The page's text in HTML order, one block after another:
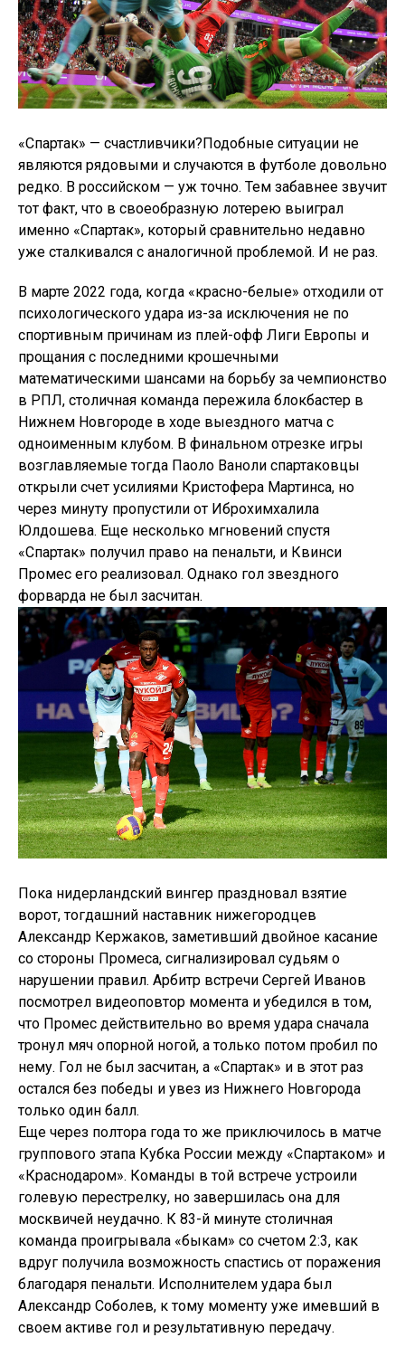
«Спартак» — счастливчики?Подобные ситуации не
являются рядовыми и случаются в футболе довольно
редко. В российском — уж точно. Тем забавнее звучит
тот факт, что в своеобразную лотерею выиграл
именно «Спартак», который сравнительно недавно
уже сталкивался с аналогичной проблемой. И не раз.
В марте 2022 года, когда «красно-белые» отходили от
психологического удара из-за исключения не по
спортивным причинам из плей-офф Лиги Европы и
прощания с последними крошечными
математическими шансами на борьбу за чемпионство
в РПЛ, столичная команда пережила блокбастер в
Нижнем Новгороде в ходе выездного матча с
одноименным клубом. В финальном отрезке игры
возглавляемые тогда Паоло Ваноли спартаковцы
открыли счет усилиями Кристофера Мартинса, но
через минуту пропустили от Иброхимхалила
Юлдошева. Еще несколько мгновений спустя
«Спартак» получил право на пенальти, и Квинси
Промес его реализовал. Однако гол звездного
форварда не был засчитан.
Пока нидерландский вингер праздновал взятие
ворот, тогдашний наставник нижегородцев
Александр Кержаков, заметивший двойное касание
со стороны Промеса, сигнализировал судьям о
нарушении правил. Арбитр встречи Сергей Иванов
посмотрел видеоповтор момента и убедился в том,
что Промес действительно во время удара сначала
тронул мяч опорной ногой, а только потом пробил по
нему. Гол не был засчитан, а «Спартак» и в этот раз
остался без победы и увез из Нижнего Новгорода
только один балл.
Еще через полтора года то же приключилось в матче
группового этапа Кубка России между «Спартаком» и
«Краснодаром». Команды в той встрече устроили
голевую перестрелку, но завершилась она для
москвичей неудачно. К 83-й минуте столичная
команда проигрывала «быкам» со счетом 2:3, как
вдруг получила возможность спастись от поражения
благодаря пенальти. Исполнителем удара был
Александр Соболев, к тому моменту уже имевший в
своем активе гол и результативную передачу.